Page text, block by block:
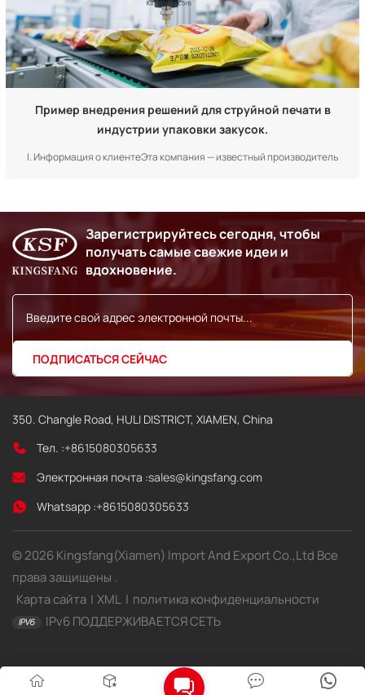
Пример внедрения решений для струйной печати в
индустрии упаковки закусок.
I. Информация о клиентеЭта компания — известный производитель
использованием композитных пленок, пакетов из алюминиевой фольги
и бумажных пакетов. Компания располагает 5...
Зарегистрируйтесь сегодня, чтобы
получать самые свежие идеи и
вдохновение.
350. Changle Road, HULI DISTRICT, XIAMEN, China
Тел. :+8615080305633
Электронная почта :sales@kingsfang.com
Whatsapp :+8615080305633
© 2026 Kingsfang(Xiamen) Import And Export Co.,Ltd Все
права защищены .
Карта сайта | XML | политика конфиденциальности
IPv6 ПОДДЕРЖИВАЕТСЯ СЕТЬ